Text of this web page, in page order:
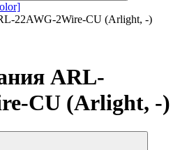
22AWG-2Wire-CU (Arlight, -)
ARL-
CU (Arlight, -)